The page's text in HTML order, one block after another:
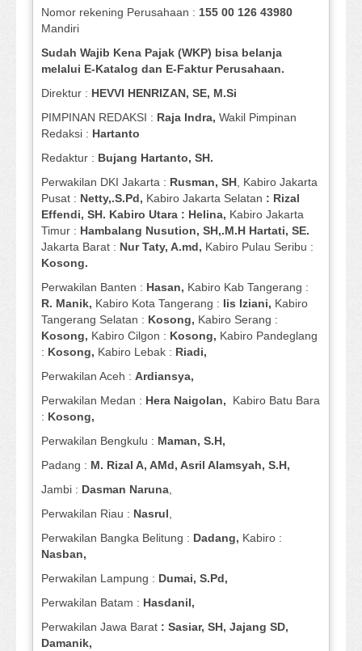
Nomor rekening Perusahaan : 155 00 126 43980
Mandiri
Sudah Wajib Kena Pajak (WKP) bisa belanja
melalui E-Katalog dan E-Faktur Perusahaan.
Direktur : HEVVI HENRIZAN, SE, M.Si
PIMPINAN REDAKSI : Raja Indra, Wakil Pimpinan
Redaksi : Hartanto
Redaktur : Bujang Hartanto, SH.
Perwakilan DKI Jakarta : Rusman, SH , Kabiro Jakarta
Pusat : Netty,.S.Pd, Kabiro Jakarta Selatan : Rizal
Effendi, SH. Kabiro Utara : Helina, Kabiro Jakarta
Timur : Hambalang Nusution, SH,.M.H Hartati, SE.
Jakarta Barat : Nur Taty, A.md, Kabiro Pulau Seribu :
Kosong.
Perwakilan Banten : Hasan, Kabiro Kab Tangerang :
R. Manik, Kabiro Kota Tangerang : Iis Iziani, Kabiro
Tangerang Selatan : Kosong, Kabiro Serang :
Kosong, Kabiro Cilgon : Kosong, Kabiro Pandeglang
: Kosong, Kabiro Lebak : Riadi,
Perwakilan Aceh : Ardiansya,
Perwakilan Medan : Hera Naigolan, Kabiro Batu Bara
: Kosong,
Perwakilan Bengkulu : Maman, S.H,
Padang : M. Rizal A, AMd, Asril Alamsyah, S.H,
Jambi : Dasman Naruna
Perwakilan Riau : Nasrul
Perwakilan Bangka Belitung : Dadang, Kabiro :
Nasban,
Perwakilan Lampung : Dumai, S.Pd,
Perwakilan Batam : Hasdanil,
Perwakilan Jawa Barat : Sasiar, SH, Jajang SD,
Damanik,